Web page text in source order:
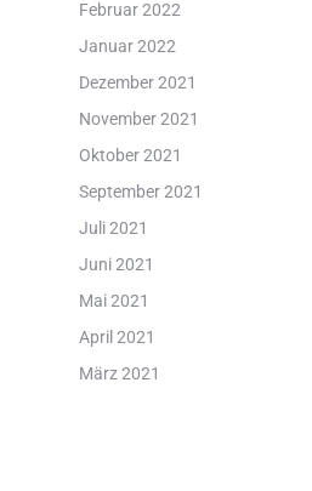
Februar 2022
Januar 2022
Dezember 2021
November 2021
Oktober 2021
September 2021
Juli 2021
Juni 2021
Mai 2021
April 2021
März 2021